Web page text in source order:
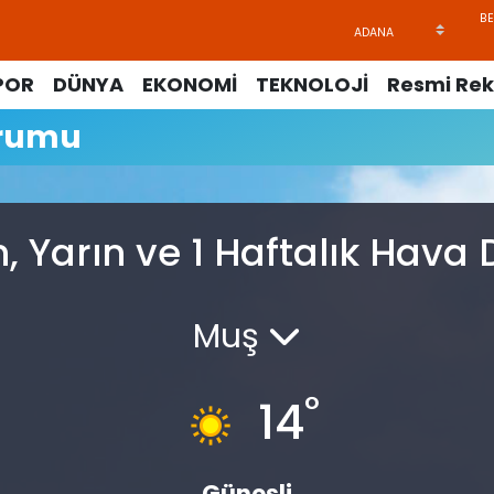
DÜNYA EKONOMİ TEKNOLOJİ Resmi
Yarın ve 1 Haftalık
Muş
14°